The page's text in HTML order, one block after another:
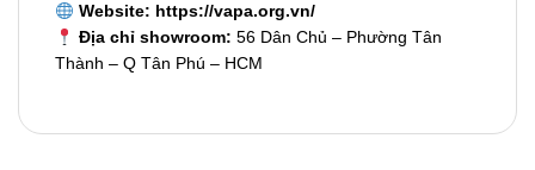
Website: https://vapa.org.vn/
Địa chỉ showroom: 56 Dân Chủ – Phường Tân
Thành – Q Tân Phú – HCM